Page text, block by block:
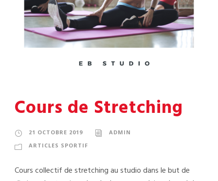
Cours de Stretching
21 OCTOBRE 2019
ADMIN
ARTICLES SPORTIF
Cours collectif de stretching au studio dans le but de